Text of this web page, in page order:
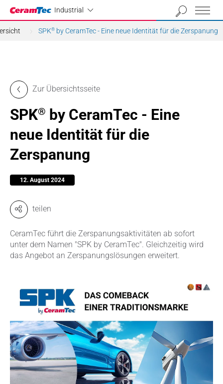
Industrial
Industrial
SPK® by CeramTec - Eine neue Identität für die Zerspanung
Zur Übersichtsseite
SPK® by CeramTec - Eine
neue Identität für die
Zerspanung
12. August 2024
teilen
CeramTec führt die Zerspanungsaktivitäten ab sofort
unter dem Namen "SPK by CeramTec". Gleichzeitig wird
das Angebot an Zerspanungslösungen erweitert.